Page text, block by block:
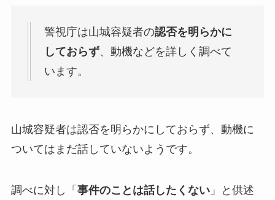
警視庁は山城容疑者の認否を明らかに
しておらず、動機などを詳しく調べて
います。
山城容疑者は認否を明らかにしておらず、動機に
ついてはまだ話していないようです。
調べに対し「 事件のことは話したくない」と供述